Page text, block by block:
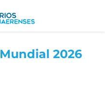
Mundial 2026